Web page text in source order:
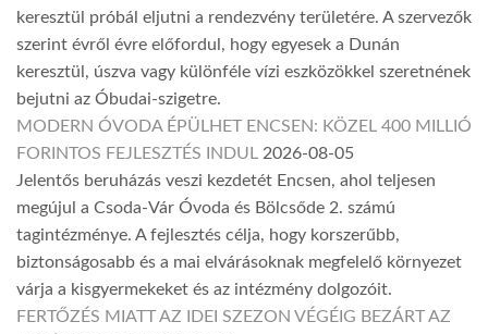
keresztül próbál eljutni a rendezvény területére. A szervezők
szerint évről évre előfordul, hogy egyesek a Dunán
keresztül, úszva vagy különféle vízi eszközökkel szeretnének
bejutni az Óbudai-szigetre.
MODERN ÓVODA ÉPÜLHET ENCSEN: KÖZEL 400 MILLIÓ
FORINTOS FEJLESZTÉS INDUL 2026-08-05
Jelentős beruházás veszi kezdetét Encsen, ahol teljesen
megújul a Csoda-Vár Óvoda és Bölcsőde 2. számú
tagintézménye. A fejlesztés célja, hogy korszerűbb,
biztonságosabb és a mai elvárásoknak megfelelő környezet
várja a kisgyermekeket és az intézmény dolgozóit.
FERTŐZÉS MIATT AZ IDEI SZEZON VÉGÉIG BEZÁRT AZ